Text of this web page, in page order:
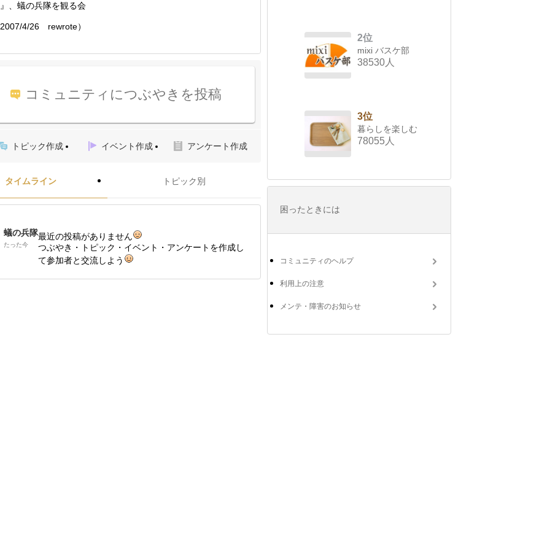
、蟻の兵隊を観る会
4/26 rewrote）
コミュニティにつぶやきを投稿
トピック作成 イベント作成 アンケート作成
タイムライン トピック別
蟻の兵隊
たった今
最近の投稿がありません
つぶやき・トピック・イベント・アンケートを作成し
て参加者と交流しよう
2位
mixi バスケ部
38530人
3位
暮らしを楽しむ
78055人
困ったときには
コミュニティのヘルプ
利用上の注意
メンテ・障害のお知らせ